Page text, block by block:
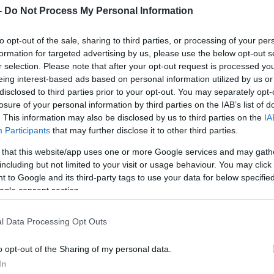
Do Not Process My Personal Information
opt-out of the sale, sharing to third parties, or processing of your
for targeted advertising by us, please use the below opt-out
selection. Please note that after your opt-out request is processed
interest-based ads based on personal information utilized by us
to third parties prior to your opt-out. You may separately
of your personal information by third parties on the IAB’s list of
This information may also be disclosed by us to third parties on the
Participants that may further disclose it to other third parties.
that this website/app uses one or more Google services and may
but not limited to your visit or usage behaviour. You may
to Google and its third-party tags to use your data for below
consent section.
Data Processing Opt Outs
opt-out of the Sharing of my personal data.
του dokari.gr στην Google
μοντέλο, GFS, βγάζει στο πρωινό
πανελλαδικής εμβέλειας κακοκαιρία
εξπρές ωστόσο, ικανή να
τοπικό επίπεδο.
βαρομετρικών χαμηλών
στο πρωινό τρέξιμο